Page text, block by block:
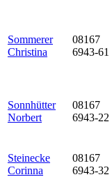
Sommerer
Christina
08167
6943-61
Sonnhütter
Norbert
08167
6943-22
Steinecke
Corinna
08167
6943-32